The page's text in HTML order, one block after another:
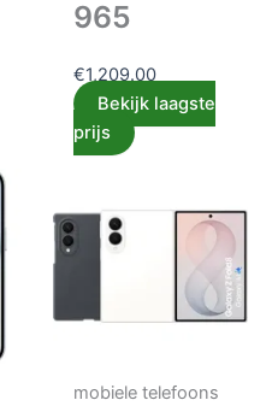
965
€1,209.00
Bekijk laagste
prijs
mobiele telefoons